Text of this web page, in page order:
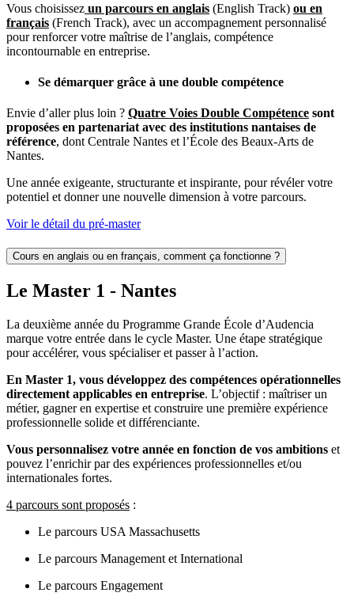
Vous choisissez un parcours en anglais (English Track) ou en
français (French Track), avec un accompagnement personnalisé
pour renforcer votre maîtrise de l’anglais, compétence
incontournable en entreprise.
Se démarquer grâce à une double compétence
Envie d’aller plus loin ? Quatre Voies Double Compétence sont
proposées en partenariat avec des institutions nantaises de
référence, dont Centrale Nantes et l’École des Beaux-Arts de
Nantes.
Une année exigeante, structurante et inspirante, pour révéler votre
potentiel et donner une nouvelle dimension à votre parcours.
Voir le détail du pré-master
Cours en anglais ou en français, comment ça fonctionne ?
Le Master 1 - Nantes
La deuxième année du Programme Grande École d’Audencia
marque votre entrée dans le cycle Master. Une étape stratégique
pour accélérer, vous spécialiser et passer à l’action.
En Master 1, vous développez des compétences opérationnelles
directement applicables en entreprise. L’objectif : maîtriser un
métier, gagner en expertise et construire une première expérience
professionnelle solide et différenciante.
Vous personnalisez votre année en fonction de vos ambitions et
pouvez l’enrichir par des expériences professionnelles et/ou
internationales fortes.
4 parcours sont proposés :
Le parcours USA Massachusetts
Le parcours Management et International
Le parcours Engagement